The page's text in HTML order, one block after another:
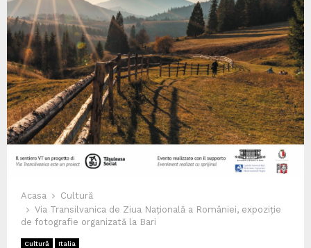
Acasa
Cultură
Via Transilvanica de Ziua Națională a României, expoziție
de fotografie organizată la Bari
Cultură Italia